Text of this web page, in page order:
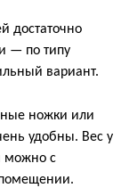
достаточно
— по типу
вариант.
ножки или
удобны. Вес у
можно с
помещении.